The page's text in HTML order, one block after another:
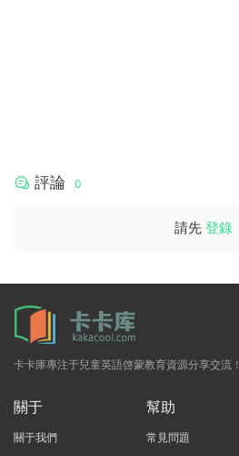
評論 0
請先 登錄
卡卡庫專注于兒童英語啓蒙教育資源分享交流！
關于
關于我們
幫助
常見問題